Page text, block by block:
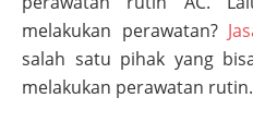
melakukan perawatan?
salah satu pihak yang
melakukan perawatan rutin.